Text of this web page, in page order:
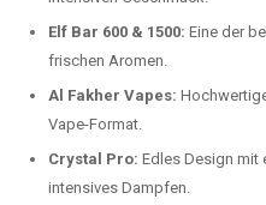
Elf Bar 600 & 1500: Eine der
frischen Aromen.
Al Fakher Vapes:
Vape-Format.
Crystal Pro: Edles Design mit
intensives Dampfen.